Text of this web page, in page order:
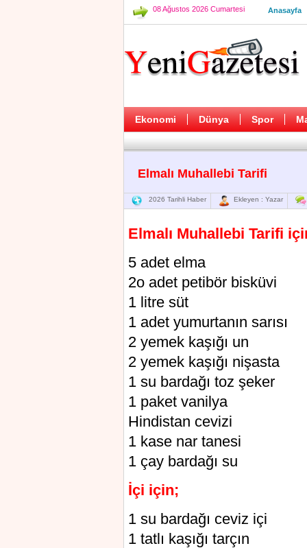
08 Ağustos 2026 Cumartesi Anasayfa
Ekonomi Dünya Spor
Elmalı Muhallebi Tarifi
2026 Tarihli Haber Ekleyen : Yazar
Elmalı Muhallebi Tarifi
5 adet elma
2o adet petibör bisküvi
1 litre süt
1 adet yumurtanın sarısı
2 yemek kaşığı un
2 yemek kaşığı nişasta
1 su bardağı toz şeker
1 paket vanilya
Hindistan cevizi
1 kase nar tanesi
1 çay bardağı su
İçi için;
1 su bardağı ceviz içi
1 tatlı kaşığı tarçın